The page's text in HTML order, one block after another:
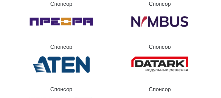
Спонсор Спонсор
Спонсор Спонсор
Спонсор Спонсор